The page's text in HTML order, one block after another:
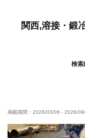
関西,溶接・鍛
検索
掲載期間： 2026/03/06 - 2026/